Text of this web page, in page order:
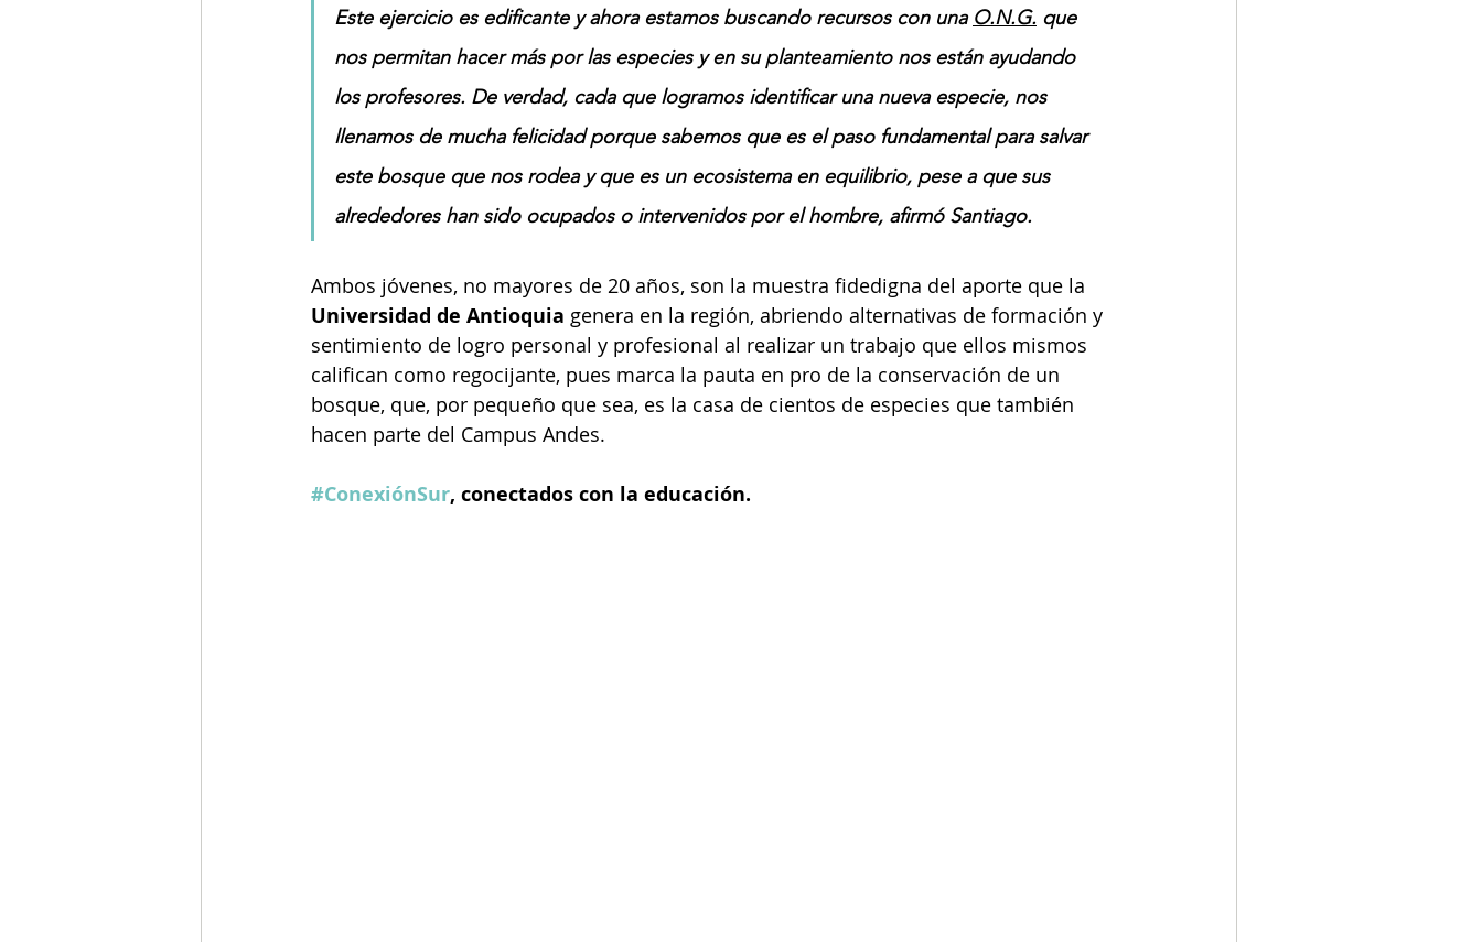
Este ejercicio es edificante y ahora estamos buscando recursos con una O.N.G. que
nos permitan hacer más por las especies y en su planteamiento nos están ayudando
los profesores. De verdad, cada que logramos identificar una nueva especie, nos
llenamos de mucha felicidad porque sabemos que es el paso fundamental para salvar
este bosque que nos rodea y que es un ecosistema en equilibrio, pese a que sus
alrededores han sido ocupados o intervenidos por el hombre, afirmó Santiago.
Ambos jóvenes, no mayores de 20 años, son la muestra fidedigna del aporte que la
Universidad de Antioquia genera en la región, abriendo alternativas de formación y
sentimiento de logro personal y profesional al realizar un trabajo que ellos mismos
califican como regocijante, pues marca la pauta en pro de la conservación de un
bosque, que, por pequeño que sea, es la casa de cientos de especies que también
hacen parte del Campus Andes.
#ConexiónSur, conectados con la educación.